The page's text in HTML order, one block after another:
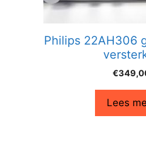
Philips 22AH306
€
Lees